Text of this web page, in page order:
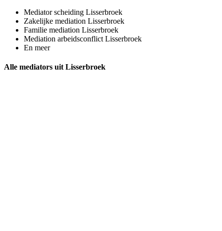
Mediator scheiding Lisserbroek
Zakelijke mediation Lisserbroek
Familie mediation Lisserbroek
Mediation arbeidsconflict Lisserbroek
En meer
Alle mediators uit Lisserbroek